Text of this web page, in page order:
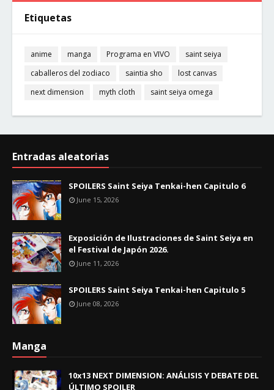
Etiquetas
anime manga Programa en VIVO
saint seiya
caballeros del zodiaco
saintia sho
lost canvas
next dimension
myth cloth saint seiya omega
Entradas aleatorias
SPOILERS Saint Seiya Tenkai-hen Capitulo 6
June 15, 2026
Exposición de Ilustraciones de Saint Seiya en
el Festival de Japón 2026.
June 11, 2026
SPOILERS Saint Seiya Tenkai-hen Capitulo 5
June 08, 2026
Manga
10x13 NEXT DIMENSION: ANÁLISIS Y DEBATE DEL
ÚLTIMO SPOILER